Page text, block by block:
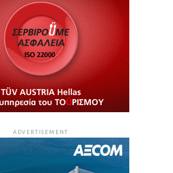
ADVERTISEMENT